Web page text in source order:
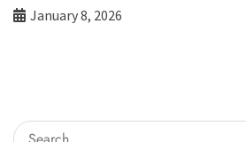
January 8, 2026
Search